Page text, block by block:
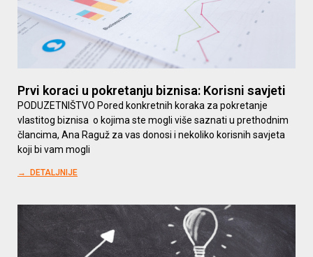
Prvi koraci u pokretanju biznisa: Korisni savjeti
PODUZETNIŠTVO Pored konkretnih koraka za pokretanje
vlastitog biznisa o kojima ste mogli više saznati u prethodnim
člancima, Ana Raguž za vas donosi i nekoliko korisnih savjeta
koji bi vam mogli
→ DETALJNIJE